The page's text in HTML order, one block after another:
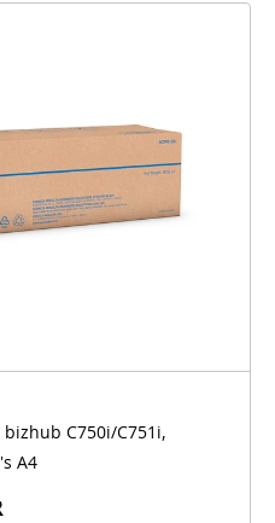
C750i/C751i,
A4